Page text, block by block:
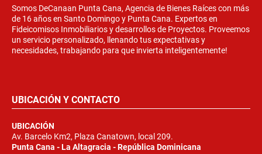
Somos DeCanaan Punta Cana, Agencia de Bienes Raíces con más
de 16 años en Santo Domingo y Punta Cana. Expertos en
Fideicomisos Inmobiliarios y desarrollos de Proyectos. Proveemos
un servicio personalizado, llenando tus expectativas y
necesidades, trabajando para que invierta inteligentemente!
UBICACIÓN Y CONTACTO
UBICACIÓN
Av. Barcelo Km2, Plaza Canatown, local 209.
Punta Cana - La Altagracia - República Dominicana